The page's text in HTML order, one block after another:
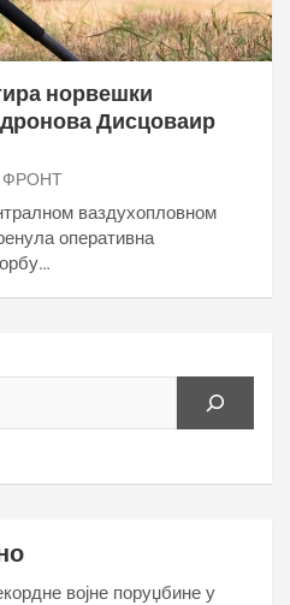
норвешки
дронова Дисцоваир
ФРОНТ
ваздухопловном
оперативна
војне поруџбине у